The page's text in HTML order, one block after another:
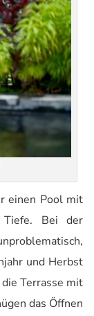
einen Pool mit
Bei der
und Herbst
Terrasse mit
das Öffnen